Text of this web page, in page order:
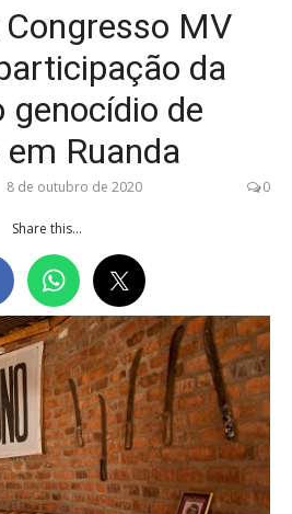
Congresso MV
da
genocídio de
Ruanda
8 de outubro de 2020 0
Share this...